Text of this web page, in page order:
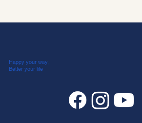
Happy your way,
Better your life